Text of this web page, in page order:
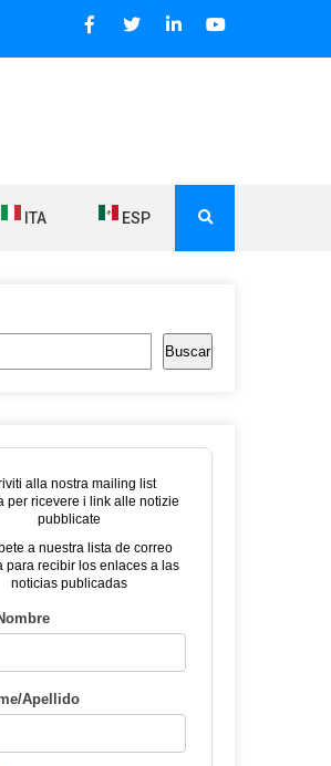
DESDE 2006 DIFUNDE NOTICIAS
ITA ESP
Buscar
alla nostra mailing list
per ricevere i link alle notizie
pubblicate
a nuestra lista de correo
para recibir los enlaces a las
noticias publicadas
Apellido